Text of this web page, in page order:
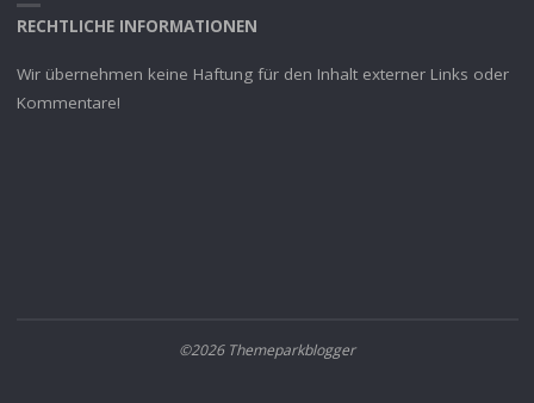
RECHTLICHE INFORMATIONEN
Wir übernehmen keine Haftung für den Inhalt externer Links oder
Kommentare!
©2026 Themeparkblogger